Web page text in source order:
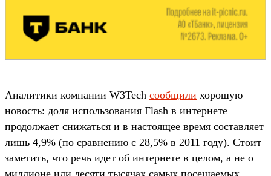
Аналитики компании W3Tech сообщили хорошую
новость: доля использования Flash в интернете
продолжает снижаться и в настоящее время составляет
лишь 4,9% (по сравнению с 28,5% в 2011 году). Стоит
заметить, что речь идет об интернете в целом, а не о
миллионе или десяти тысячах самых посещаемых